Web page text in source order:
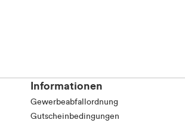
Informationen
Gewerbeabfallordnung
Gutscheinbedingungen